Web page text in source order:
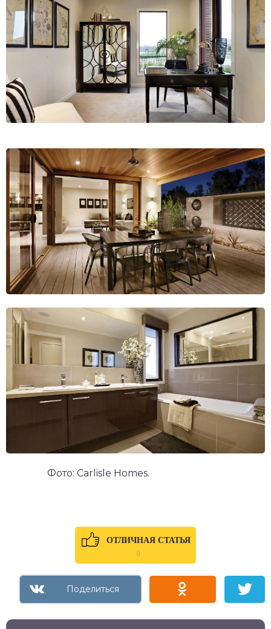
Фото: Carlisle Homes.
ОТЛИЧНАЯ СТАТЬЯ
0